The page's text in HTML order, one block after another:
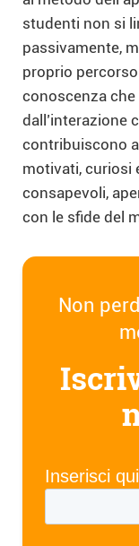
studenti non si
passivamente,
proprio
conoscenza che
dall’interazione
contribuiscono
motivati, curiosi
consapevoli,
con le sfide del
Non